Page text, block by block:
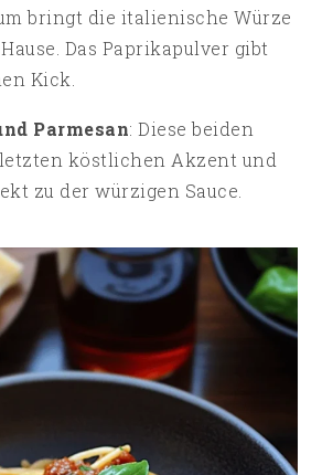
bringt die italienische Würze
Das Paprikapulver gibt
Kick.
Parmesan: Diese beiden
köstlichen Akzent und
zu der würzigen Sauce.